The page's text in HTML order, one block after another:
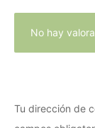
No hay
Tu dirección de